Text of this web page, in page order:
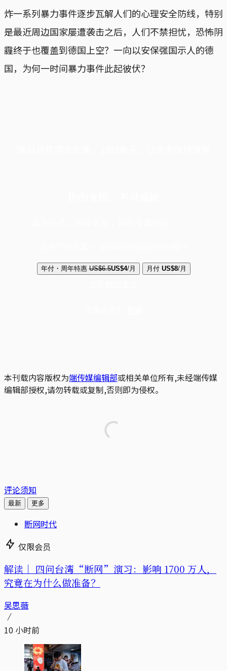
炸一系列暴力事件逐步瓦解人们的心理安全防线，特别
是最近周边国家屡遭袭击之后，人们不禁担忧，恐怖阴
霾终于也覆盖到德国上空？一向以安保强国示人的德
国，为何一时间暴力事件此起彼伏？
年付・周年特惠 US$6.5US$4/月 月付 US$8/月
本刊载内容版权为端传媒编辑部或相关单位所有,未经端传媒
编辑部授权,请勿转载或复制,否则即为侵权。
评论须知
最新 更多
断网时代
仅限会员
解读｜ 四问台湾“断网”演习：影响 1700 万人，
究竟在为什么做准备？
吴思薇
10 小时前